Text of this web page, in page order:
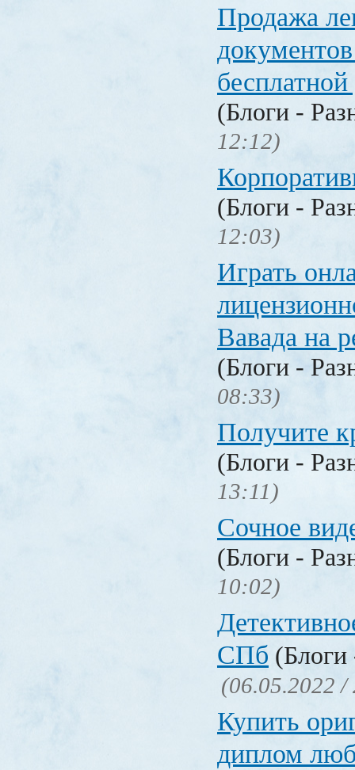
Продажа
(Блоги -
12:12)
(Блоги -
12:03)
Играть
Вавада на
(Блоги -
08:33)
Получите
(Блоги -
13:11)
Сочное
(Блоги -
10:02)
СПб (Блоги
(06.05.2022 /
Купить
диплом